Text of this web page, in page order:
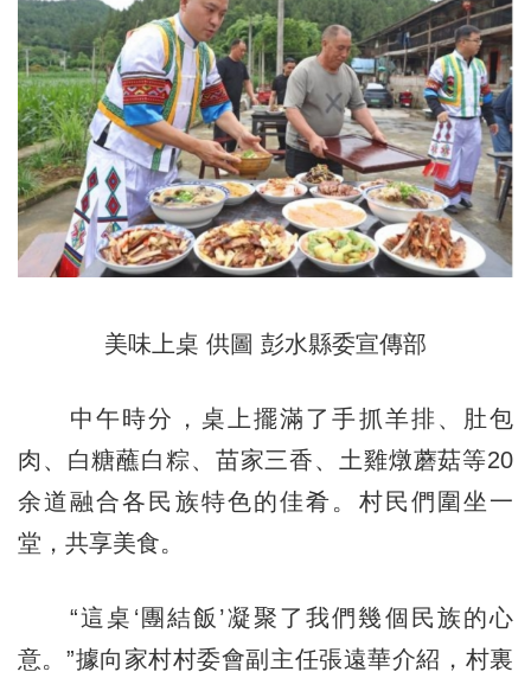
美味上桌 供圖 彭水縣委宣傳部
中午時分，桌上擺滿了手抓羊排、肚包
肉、白糖蘸白粽、苗家三香、土雞燉蘑菇等20
余道融合各民族特色的佳肴。村民們圍坐一
堂，共享美食。
“這桌‘團結飯’凝聚了我們幾個民族的心
意。”據向家村村委會副主任張遠華介紹，村裏